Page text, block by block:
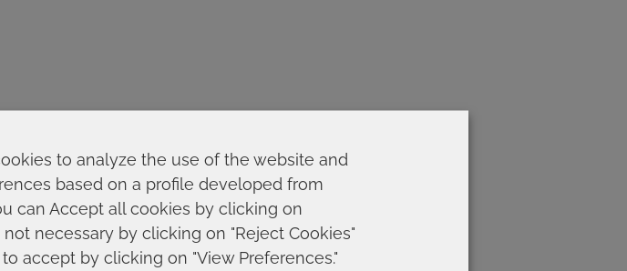
to analyze the use of the website and
based on a profile developed from
can Accept all cookies by clicking on
necessary by clicking on "Reject Cookies"
accept by clicking on "View Preferences."